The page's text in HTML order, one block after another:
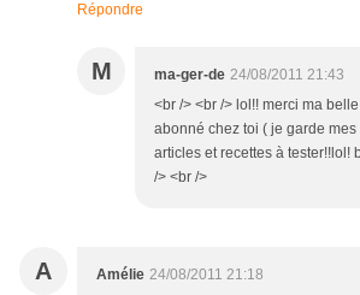
Répondre
M ma-ger-de 24/08/2011 21:43
<br /> <br /> lol!! merci ma
abonné chez toi ( je garde
articles et recettes à tester!!lol!
/> <br />
A Amélie 24/08/2011 21:18